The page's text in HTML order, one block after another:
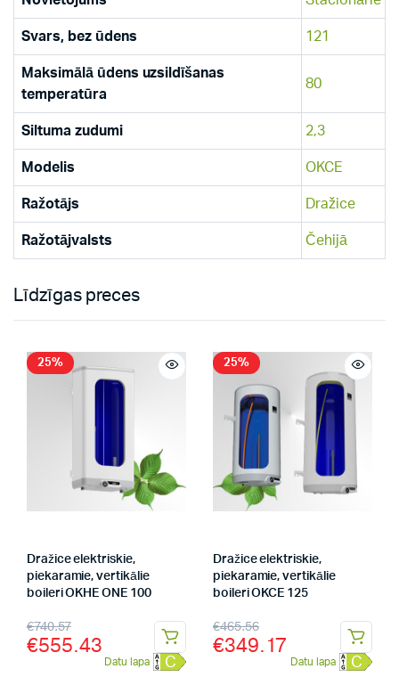
Svars, bez ūdens 121
Maksimālā ūdens uzsildīšanas
temperatūra
80
Siltuma zudumi 2,3
Modelis OKCE
Ražotājs Dražice
Ražotājvalsts Čehijā
Līdzīgas preces
25%
Dražice elektriskie,
piekaramie, vertikālie
boileri OKHE ONE 100
€740.57
€555.43
Datu lapa C
25%
Dražice elektriskie,
piekaramie, vertikālie
boileri OKCE 125
€465.56
€349.17
Datu lapa C